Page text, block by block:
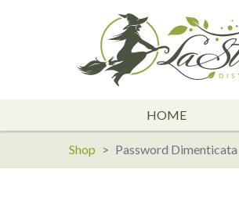
HOME
Shop Password Dimenticata